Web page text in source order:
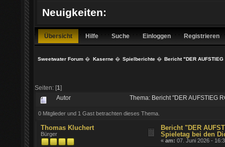
Neuigkeiten:
Übersicht Hilfe Suche Einloggen Registrieren
Sweetwater Forum � Kaserne� Spielberichte� Bericht "DER
Seiten: [1]
Autor Thema: Bericht "DER AUFSTIEG
0 Mitglieder und 1 Gast betrachten dieses Thema.
Thomas Kluchert
Bürger
Bericht "DER
Spieletag bei den
«am: 07. Juni 2026 -